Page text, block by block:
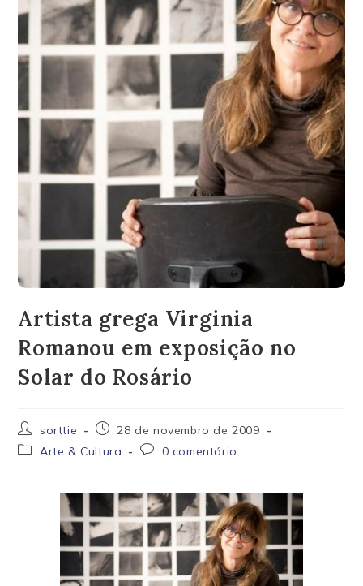
Artista grega Virginia
Romanou em exposição no
Solar do Rosário
Autor
do
post:
sorttie
Post
publicado:
28 de novembro de 2009
Categoria
Arte & Cultura
Comentários
0 comentário